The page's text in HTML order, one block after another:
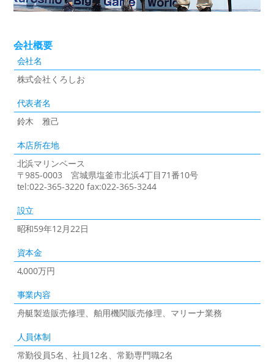
会社概要
会社名
株式会社くろしお
代表者名
鈴木 雅己
本店所在地
北浜マリンベース
〒985-0003 宮城県塩釜市北浜4丁目71番10号
tel:022-365-3220 fax:022-365-3244
設立
昭和59年12月22日
資本金
4,000万円
事業内容
舟艇製造販売修理、舶用機関販売修理、マリーナ業務
人員体制
常勤役員5名、社員12名、常勤専門職2名